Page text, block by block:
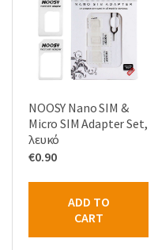
NOOSY Nano SIM &
Micro SIM Adapter Set,
λευκό
€0.90
ADD TO
CART